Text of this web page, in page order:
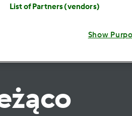
List of Partners (vendors)
Show